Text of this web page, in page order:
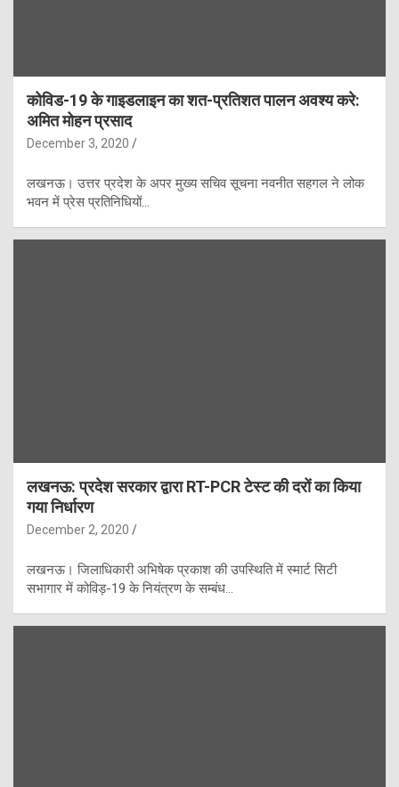
कोविड-19 के गाइडलाइन का शत-प्रतिशत पालन अवश्य करे:
अमित मोहन प्रसाद
December 3, 2020
लखनऊ। उत्तर प्रदेश के अपर मुख्य सचिव सूचना नवनीत सहगल ने लोक
भवन में प्रेस प्रतिनिधियों…
लखनऊ: प्रदेश सरकार द्वारा RT-PCR टेस्ट की दरों का किया
गया निर्धारण
December 2, 2020
लखनऊ। जिलाधिकारी अभिषेक प्रकाश की उपस्थिति में स्मार्ट सिटी
सभागार में कोविड़-19 के नियंत्रण के सम्बंध…